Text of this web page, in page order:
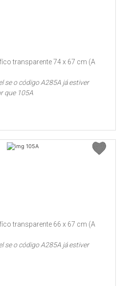
transparente 74 x 67 cm (A
se o código A285A já estiver
que 105A
transparente 66 x 67 cm (A
se o código A285A já estiver